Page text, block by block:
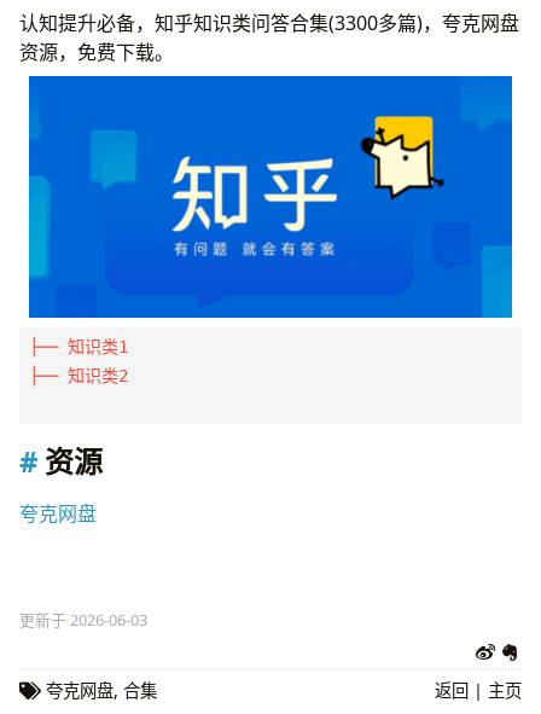
认知提升必备，知乎知识类问答合集(3300多篇)，夸克网盘
资源，免费下载。
├── 知识类1
├── 知识类2
资源
夸克网盘
更新于 2026-06-03
夸克网盘, 合集 返回 | 主页